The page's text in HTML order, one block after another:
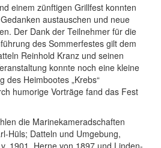
einem zünftigen Grillfest konnten
austauschen und neue
Der Dank der Teilnehmer für die
des Sommerfestes gilt dem
Reinhold Kranz und seinen
konnte noch eine kleine
des Heimbootes „Krebs“
humorige Vorträge fand das Fest
die Marinekameradschaften
Hüls; Datteln und Umgebung,
1901, Herne von 1897 und Linden-